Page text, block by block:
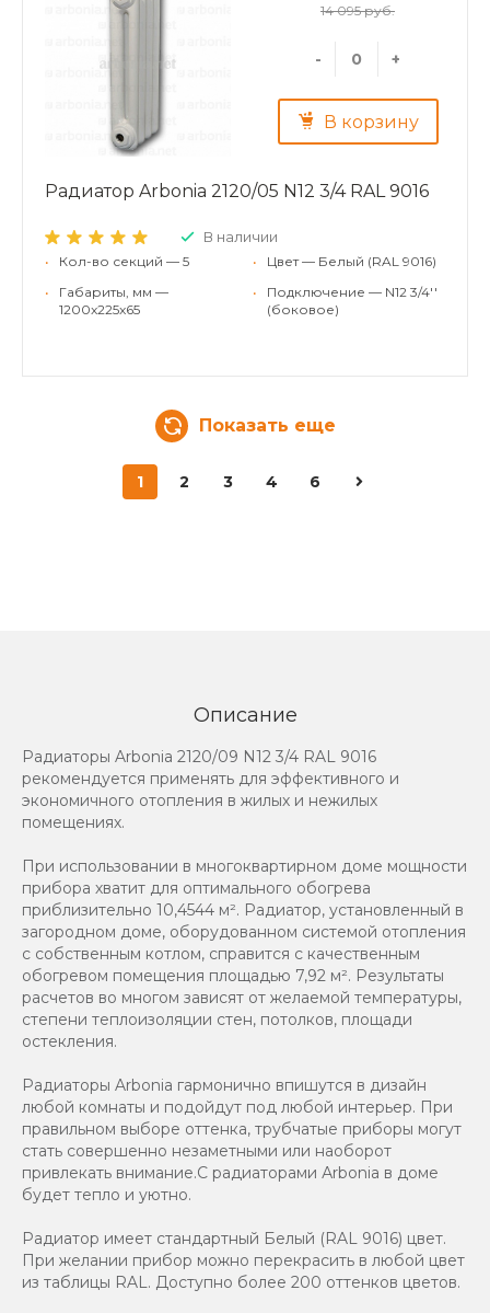
14 095 руб.
- +
В корзину
Радиатор Arbonia 2120/05 N12 3/4 RAL 9016
В наличии
•
Кол-во секций — 5
•
Габариты, мм —
1200x225x65
•
Цвет — Белый (RAL 9016)
•
Подключение — N12 3/4''
(боковое)
Показать еще
1 2 3 4 6
Описание
Радиаторы Arbonia 2120/09 N12 3/4 RAL 9016
рекомендуется применять для эффективного и
экономичного отопления в жилых и нежилых
помещениях.
При использовании в многоквартирном доме мощности
прибора хватит для оптимального обогрева
приблизительно 10,4544 м². Радиатор, установленный в
загородном доме, оборудованном системой отопления
с собственным котлом, справится с качественным
обогревом помещения площадью 7,92 м². Результаты
расчетов во многом зависят от желаемой температуры,
степени теплоизоляции стен, потолков, площади
остекления.
Радиаторы Arbonia гармонично впишутся в дизайн
любой комнаты и подойдут под любой интерьер. При
правильном выборе оттенка, трубчатые приборы могут
стать совершенно незаметными или наоборот
привлекать внимание.С радиаторами Аrbonia в доме
будет тепло и уютно.
Радиатор имеет стандартный Белый (RAL 9016) цвет.
При желании прибор можно перекрасить в любой цвет
из таблицы RAL. Доступно более 200 оттенков цветов.